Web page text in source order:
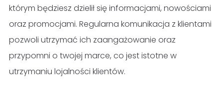
którym będziesz dzielił się informacjami, nowościami
oraz promocjami. Regularna komunikacja z klientami
pozwoli utrzymać ich zaangażowanie oraz
przypomni o twojej marce, co jest istotne w
utrzymaniu lojalności klientów.